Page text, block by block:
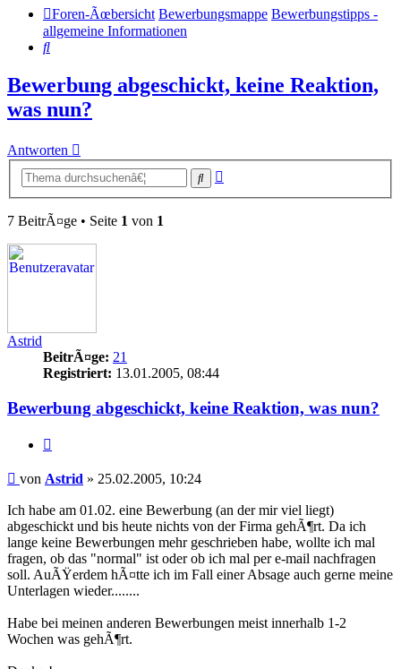
Foren-Ãœbersicht Bewerbungsmappe Bewerbungstipps -
allgemeine Informationen
Suche
Bewerbung abgeschickt, keine Reaktion,
was nun?
Antworten
Suche
7 BeitrÃ¤ge • Seite 1 von 1
Astrid
BeitrÃ¤ge: 21
Registriert: 13.01.2005, 08:44
Bewerbung abgeschickt, keine Reaktion, was nun?
Beitrag
von Astrid » 25.02.2005, 10:24
Ich habe am 01.02. eine Bewerbung (an der mir viel liegt)
abgeschickt und bis heute nichts von der Firma gehÃ¶rt. Da ich
lange keine Bewerbungen mehr geschrieben habe, wollte ich mal
fragen, ob das "normal" ist oder ob ich mal per e-mail nachfragen
soll. AuÃŸerdem hÃ¤tte ich im Fall einer Absage auch gerne meine
Unterlagen wieder........
Habe bei meinen anderen Bewerbungen meist innerhalb 1-2
Wochen was gehÃ¶rt.